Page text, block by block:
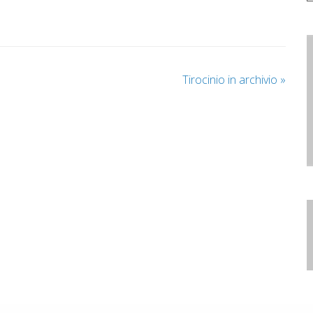
Tirocinio in archivio »